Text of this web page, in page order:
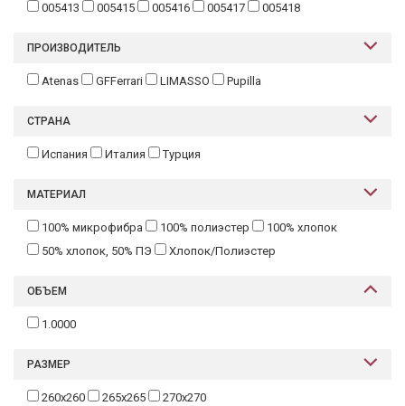
005413
005415 005416 005417 005418
ПРОИЗВОДИТЕЛЬ
Atenas GFFerrari LIMASSO Pupilla
СТРАНА
Испания Италия Турция
МАТЕРИАЛ
100% микрофибра 100% полиэстер
100% хлопок
50% хлопок, 50% ПЭ
Хлопок/Полиэстер
ОБЪЕМ
1.0000
РАЗМЕР
260х260 265х265 270х270